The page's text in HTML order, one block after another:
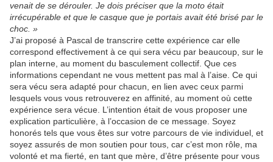
venait de se dérouler. Je dois préciser que la moto était
irrécupérable et que le casque que je portais avait été brisé par le
choc. »
J’ai proposé à Pascal de transcrire cette expérience car elle
correspond effectivement à ce qui sera vécu par beaucoup, sur le
plan interne, au moment du basculement collectif. Que ces
informations cependant ne vous mettent pas mal à l’aise. Ce qui
sera vécu sera adapté pour chacun, en lien avec ceux parmi
lesquels vous vous retrouverez en affinité, au moment où cette
expérience sera vécue. L’intention était de vous proposer une
explication particulière, à l’occasion de ce message. Soyez
honorés tels que vous êtes sur votre parcours de vie individuel, et
soyez assurés de mon soutien pour tous, car c’est mon rôle, ma
volonté et ma fierté, en tant que mère, d’être présente pour vous